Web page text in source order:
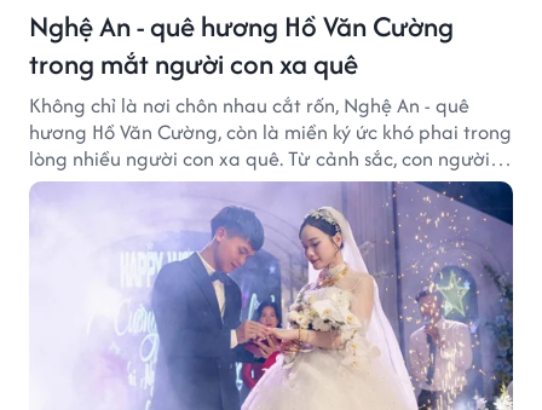
Nghệ An - quê hương Hồ Văn Cường
trong mắt người con xa quê
Không chỉ là nơi chôn nhau cắt rốn, Nghệ An - quê
hương Hồ Văn Cường, còn là miền ký ức khó phai trong
lòng nhiều người con xa quê. Từ cảnh sắc, con người
đến hương vị quê nhà, tất cả đều trở thành những
điều khiến họ luôn mong ngày trở về.